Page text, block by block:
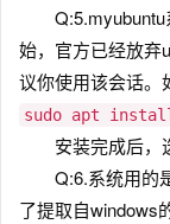
始，官方已经放弃
议你使用该会话。
sudo apt
安装完成后，选
Q:6.系统用
了提取自windows